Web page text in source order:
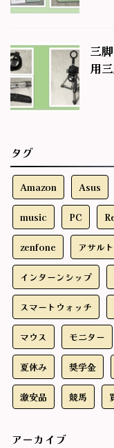
三
用
タグ
Amazon Asus
music PC
zenfone アサル
インターンシップ
スマートウォッチ
マウス モニター
夏休み 奨学金
激安品 競馬
アーカイブ